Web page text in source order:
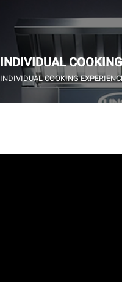
INDIVIDUAL
INDIVIDUAL COOKING